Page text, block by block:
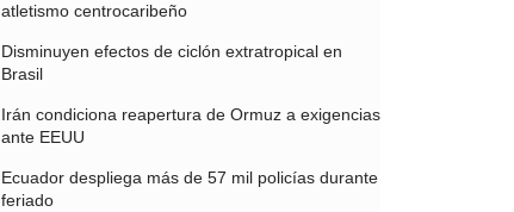
atletismo centrocaribeño
Disminuyen efectos de ciclón extratropical en
Brasil
Irán condiciona reapertura de Ormuz a exigencias
ante EEUU
Ecuador despliega más de 57 mil policías durante
feriado